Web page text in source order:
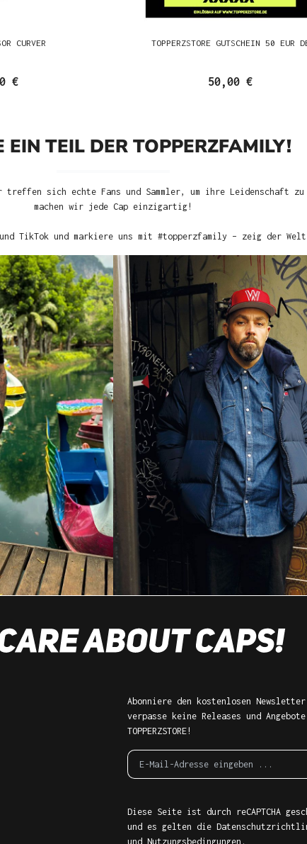
CURVER
€
TOPPERZSTORE GUTSCHEIN 50 EUR
50,00 €
EIN TEIL DER TOPPERZFAMILY!
sich echte Fans und Sammler, um ihre Leidenschaft
machen wir jede Cap einzigartig!
TikTok und markiere uns mit #topperzfamily – zeig der
Abonniere den kostenlosen
verpasse keine Releases und
TOPPERZSTORE!
Diese Seite ist durch reCAPTCHA
und es gelten die
und Nutzungsbedingungen .